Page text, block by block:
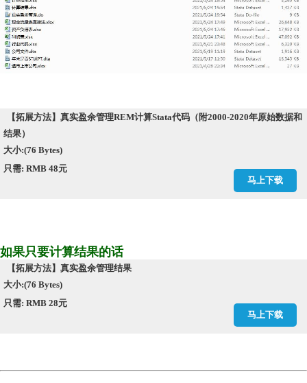
【拓展方法】真实盈余管理REM计算Stata代码（附2000-2020年原始数据和
结果）
大小:(76 Bytes)
只需: RMB 48元
马上下载
如果只要计算结果的话
【拓展方法】真实盈余管理结果
大小:(76 Bytes)
只需: RMB 28元
马上下载